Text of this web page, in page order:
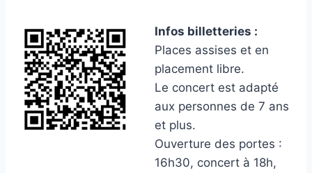
Infos billetteries :
Places assises et en
placement libre.
Le concert est adapté
aux personnes de 7 ans
et plus.
Ouverture des portes :
16h30, concert à 18h,